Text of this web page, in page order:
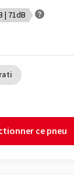
| 71dB
ce pneu